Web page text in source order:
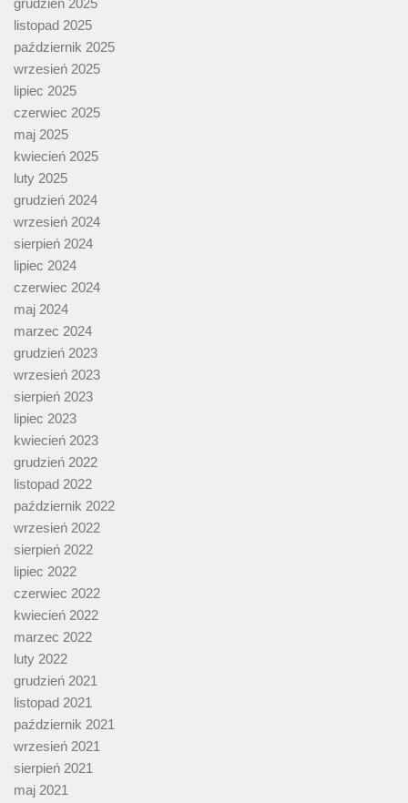
grudzień 2025
listopad 2025
październik 2025
wrzesień 2025
lipiec 2025
czerwiec 2025
maj 2025
kwiecień 2025
luty 2025
grudzień 2024
wrzesień 2024
sierpień 2024
lipiec 2024
czerwiec 2024
maj 2024
marzec 2024
grudzień 2023
wrzesień 2023
sierpień 2023
lipiec 2023
kwiecień 2023
grudzień 2022
listopad 2022
październik 2022
wrzesień 2022
sierpień 2022
lipiec 2022
czerwiec 2022
kwiecień 2022
marzec 2022
luty 2022
grudzień 2021
listopad 2021
październik 2021
wrzesień 2021
sierpień 2021
maj 2021